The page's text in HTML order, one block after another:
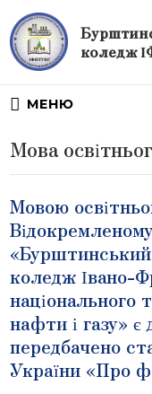
коледж
МЕНЮ
Мова
Мовою
коледж Івано-
національного
нафти і газу»
передбачено
України «Про